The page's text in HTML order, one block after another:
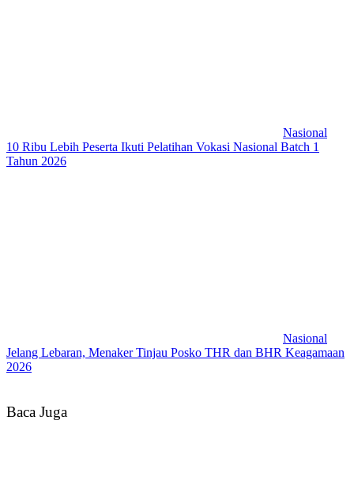
Nasional
10 Ribu Lebih Peserta Ikuti Pelatihan Vokasi Nasional Batch 1
Tahun 2026
Nasional
Jelang Lebaran, Menaker Tinjau Posko THR dan BHR Keagamaan
2026
Baca Juga